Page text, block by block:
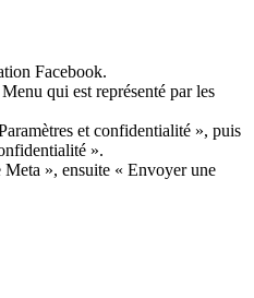
Facebook.
qui est représenté par les
et confidentialité », puis
».
», ensuite « Envoyer une